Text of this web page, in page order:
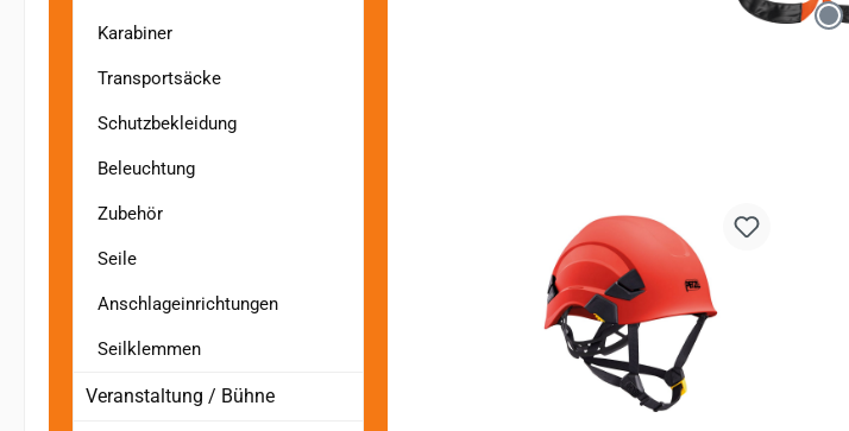
Karabiner
Transportsäcke
Schutzbekleidung
Beleuchtung
Zubehör
Seile
Anschlageinrichtungen
Seilklemmen
Veranstaltung / Bühne